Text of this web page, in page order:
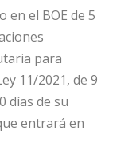
en el BOE de 5
para
11/2021, de 9
días de su
entrará en